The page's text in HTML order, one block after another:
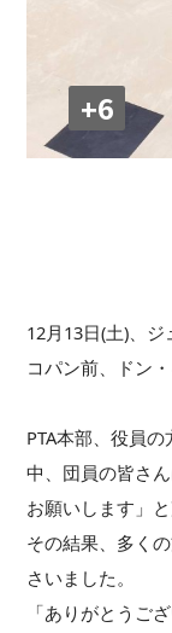
+6
12月13日(土)、
コパン前、ドン
PTA本部、役員
中、団員の皆さ
お願いします」
その結果、多く
さいました。
「ありがとうご